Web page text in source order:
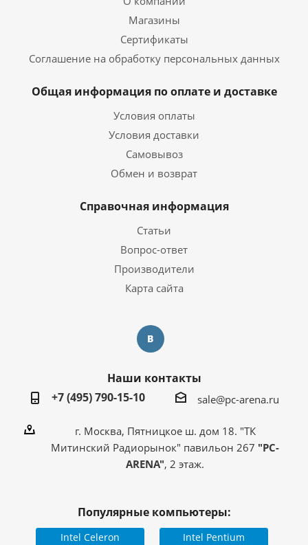
Магазины
Сертификаты
Соглашение на обработку персональных данных
Общая информация по оплате и доставке
Условия оплаты
Условия доставки
Самовывоз
Обмен и возврат
Справочная информация
Статьи
Вопрос-ответ
Производители
Карта сайта
Наши контакты
+7 (495) 790-15-10
sale@pc-arena.ru
г. Москва, Пятницкое ш. дом 18. "ТК
Митинский Радиорынок" павильон 267 "PC-
ARENA", 2 этаж.
Популярные компьютеры:
Intel Celeron Intel Pentium